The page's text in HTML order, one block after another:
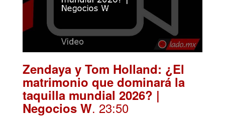
Zendaya y Tom Holland: ¿El
matrimonio que dominará la
taquilla mundial 2026? |
Negocios W. 23:50